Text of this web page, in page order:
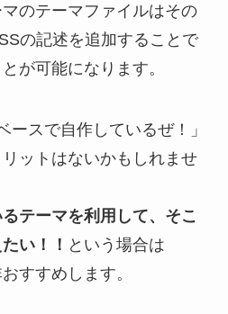
のテーマファイルはその
の記述を追加することで
が可能になります。
ースで自作しているぜ！」
ットはないかもしれませ
テーマを利用して、そこ
い！！ という場合は
すすめします。